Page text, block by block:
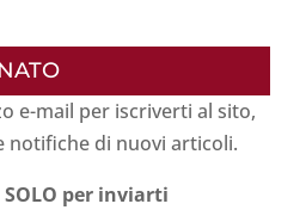
e-mail per iscriverti al sito,
notifiche di nuovi articoli.
per inviarti